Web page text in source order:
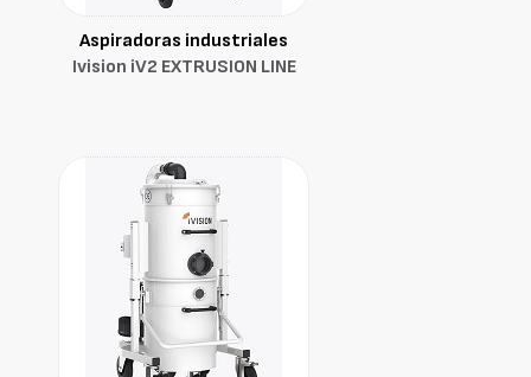
Aspiradoras industriales
Ivision iV2 EXTRUSION LINE